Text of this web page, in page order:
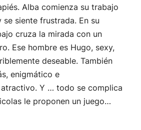
Alba comienza su trabajo
siente frustrada. En su
cruza la mirada con un
Ese hombre es Hugo, sexy,
deseable. También
enigmático e
Y … todo se complica
le proponen un juego…